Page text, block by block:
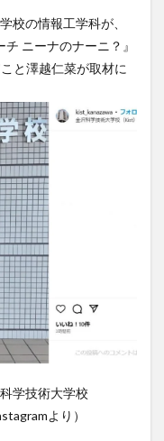
校の情報工学科が、
ニーナのナーニ？』
と澤越仁菜が取材に
学技術大学校
より）